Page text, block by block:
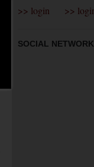
SOCIAL NETWORK